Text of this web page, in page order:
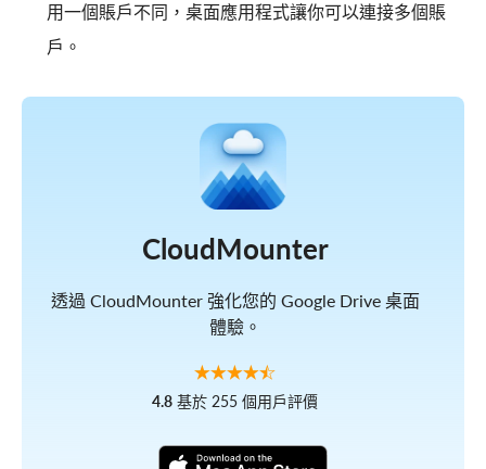
用一個賬戶不同，桌面應用程式讓你可以連接多個賬
戶。
CloudMounter
透過 CloudMounter 強化您的 Google Drive 桌面
體驗。
4.8 基於 255 個用戶評價